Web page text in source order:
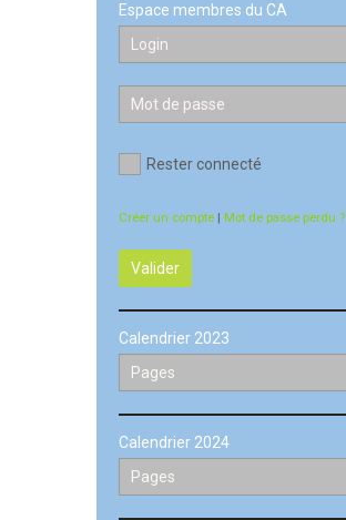
Espace membres du CA
Rester connecté
Créer un compte | Mot de passe perdu ?
Valider
Calendrier 2023
Calendrier 2024